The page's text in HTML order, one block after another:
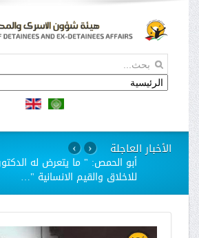
الأخبار العاجلة
استمرار مسلسل الانتهاكات
"الدامون"
› ‹